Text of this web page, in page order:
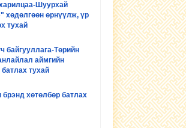
Шуурхай
хөдөлгөөн өрнүүлж, үр
тухай
байгууллага-Төрийн
аймгийн
тухай
брэнд хөтөлбөр батлах